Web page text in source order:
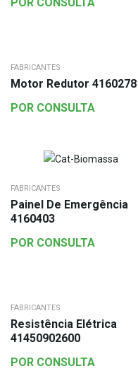
FABRICANTES
Motor Redutor 4160278
POR CONSULTA
FABRICANTES
Painel De Emergência
4160403
POR CONSULTA
FABRICANTES
Resistência Elétrica
41450902600
POR CONSULTA